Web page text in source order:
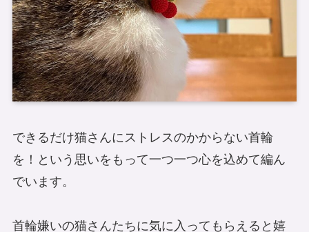
できるだけ猫さんにストレスのかからない首輪
を！という思いをもって一つ一つ心を込めて編ん
でいます。
首輪嫌いの猫さんたちに気に入ってもらえると嬉